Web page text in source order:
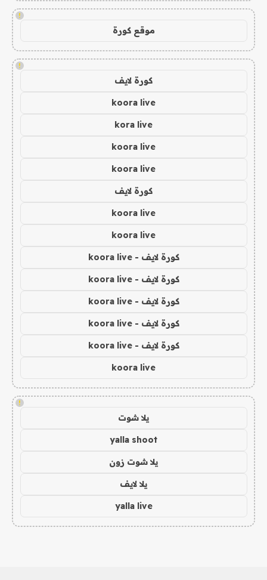
!
موقع كورة
!
كورة لايف
koora live
kora live
koora live
koora live
كورة لايف
koora live
koora live
كورة لايف - koora live
كورة لايف - koora live
كورة لايف - koora live
كورة لايف - koora live
كورة لايف - koora live
koora live
!
يلا شوت
yalla shoot
يلا شوت زون
يلا لايف
yalla live